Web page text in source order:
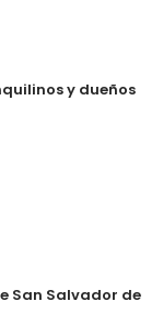
y dueños
San Salvador de